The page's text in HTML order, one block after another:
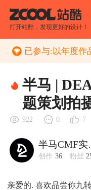
打开站酷，发现更好的设计！
已参与:以年度作
半马 |
题策划拍
922 0 7
半
创作 36 粉丝
亲爱的. 喜欢品尝你九